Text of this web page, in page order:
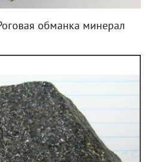
обманка минерал